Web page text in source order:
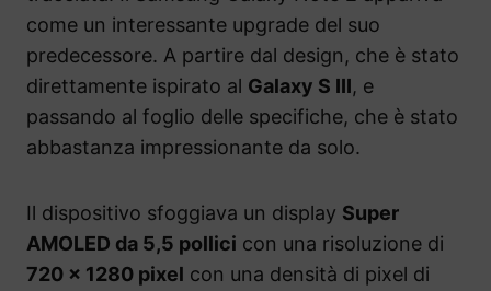
come un interessante upgrade del suo
predecessore. A partire dal design, che è stato
direttamente ispirato al Galaxy S III, e
passando al foglio delle specifiche, che è stato
abbastanza impressionante da solo.
Il dispositivo sfoggiava un display Super
AMOLED da 5,5 pollici con una risoluzione di
720 x 1280 pixel con una densità di pixel di